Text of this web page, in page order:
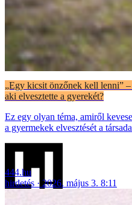
„Egy kicsit önzőnek kell lenni”
aki elvesztette a gyerekét?
Ez egy olyan téma, amiről
a gyermekek elvesztését a
444.hu
hirdetés
2026. május 3. 8:11